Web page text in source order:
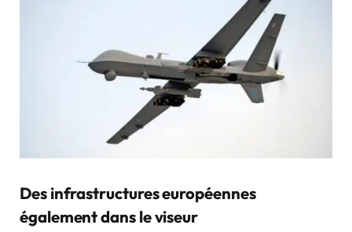
Des infrastructures européennes
également dans le viseur